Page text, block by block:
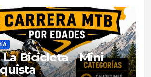
Bicicleta – Mini